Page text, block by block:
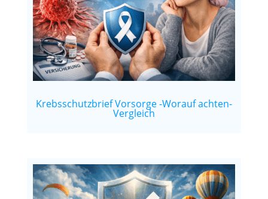
Krebsschutzbrief Vorsorge -Worauf achten-
Vergleich